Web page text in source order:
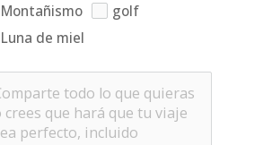
Montañismo
golf
Luna de miel